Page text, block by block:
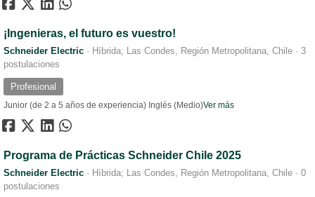
¡Ingenieras, el futuro es vuestro!
Schneider Electric · Híbrida; Las Condes, Región Metropolitana, Chile · 3
postulaciones
Profesional
Junior (de 2 a 5 años de experiencia) Inglés (Medio)Ver más
Programa de Prácticas Schneider Chile 2025
Schneider Electric · Híbrida; Las Condes, Región Metropolitana, Chile · 0
postulaciones